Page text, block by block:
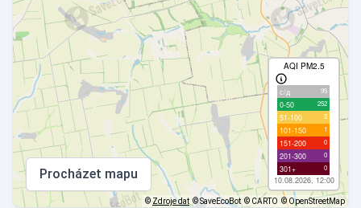
AQI PM2.5
с/д 95
0-50 252
51-100 2
101-150 1
151-200 0
201-300 0
301+ 0
10.08.2026, 12:00
Procházet mapu
© Zdroje dat © SaveEcoBot © CARTO © OpenStreetMap